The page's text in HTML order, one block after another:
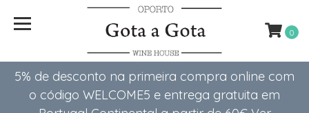
5% de desconto na primeira compra online com
o código WELCOME5 e entrega gratuita em
0